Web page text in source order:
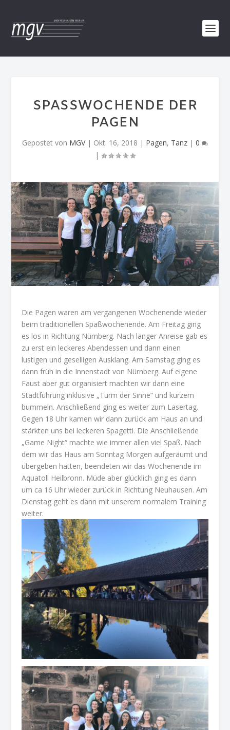
SPASSWOCHENDE DER P
AGEN
Gepostet von MGV| Okt. 16, 2018 | Pagen, Tanz | 0
|
Die Pagen waren am vergangenen Wochenende wieder
beim traditionellen Spaßwochenende. Am Freitag ging
es los in Richtung Nürnberg. Nach langer Anreise gab es
zu erst ein leckeres Abendessen und dann einen
lustigen und geselligen Ausklang. Am Samstag ging es
dann früh in die Innenstadt von Nürnberg. Auf eigene
Faust aber gut organisiert machten wir dann eine
Stadtführung inklusive „Turm der Sinne“ und kurzem
bummeln. Anschließend ging es weiter zum Lasertag.
Gegen 18 Uhr kamen wir dann zurück am Haus an und
stärkten uns bei leckeren Spagetti. Die Anschließende
„Game Night“ machte wie immer allen viel Spaß. Nach
dem wir das Haus am Sonntag Morgen aufgeräumt und
übergeben hatten, beendeten wir das Wochenende im
Aquatoll Heilbronn. Müde aber glücklich ging es dann
um ca 16 Uhr wieder zurück in Richtung Neuhausen. Am
Dienstag geht es dann mit unserem normalem Training
weiter.